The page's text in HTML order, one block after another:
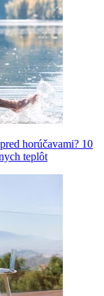
horúčavami? 10
teplôt